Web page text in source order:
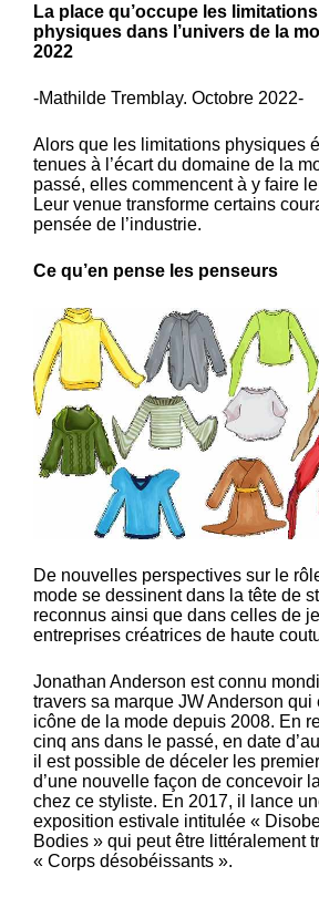
La place qu’occupe les limitations
physiques dans l’univers de la
2022
-Mathilde Tremblay. Octobre 2022-
Alors que les limitations physiques
tenues à l’écart du domaine de la
passé, elles commencent à y faire
Leur venue transforme certains
pensée de l’industrie.
Ce qu’en pense les penseurs
De nouvelles perspectives sur le
mode se dessinent dans la tête de
reconnus ainsi que dans celles de
entreprises créatrices de haute
Jonathan Anderson est connu
travers sa marque JW Anderson qui
icône de la mode depuis 2008. En
cinq ans dans le passé, en date
il est possible de déceler les
d’une nouvelle façon de concevoir
chez ce styliste. En 2017, il lance
exposition estivale intitulée «
Bodies » qui peut être littéralement
« Corps désobéissants ».